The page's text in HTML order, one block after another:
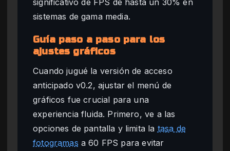
sistemas de gama media.
Guía paso a paso para los
ajustes gráficos
Cuando jugué la versión de acceso
anticipado v0.2, ajustar el menú de
gráficos fue crucial para una
experiencia fluida. Primero, ve a las
opciones de pantalla y limita la tasa de
fotogramas a 60 FPS para evitar